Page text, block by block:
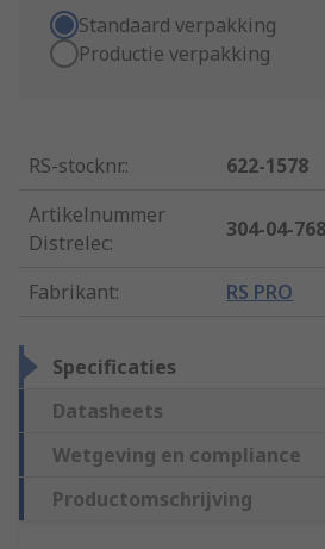
Standaard verpakking
Productie verpakking
RS-stocknr.:
622-1578
Artikelnummer
Distrelec:
304-04-768
Fabrikant: RS PRO
Specificaties
Datasheets
Wetgeving en compliance
Productomschrijving